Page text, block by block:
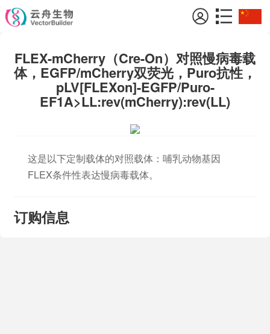
FLEX-mCherry（Cre-On）对照慢病毒载
体，EGFP/mCherry双荧光，Puro抗性，
pLV[FLEXon]-EGFP/Puro-
EF1A>LL:rev(mCherry):rev(LL)
这是以下定制载体的对照载体：哺乳动物基因
FLEX条件性表达慢病毒载体。
订购信息